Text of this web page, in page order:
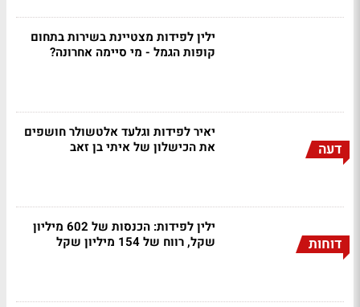
ילין לפידות מצטיינת בשירות בתחום
קופות הגמל - מי סיימה אחרונה?
דעה
יאיר לפידות וגלעד אלטשולר חושפים
את הכישלון של איתי בן זאב
דוחות
ילין לפידות: הכנסות של 602 מיליון
שקל, רווח של 154 מיליון שקל